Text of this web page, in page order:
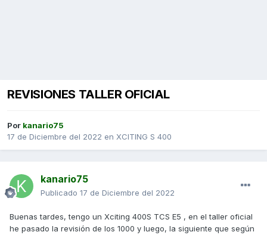
REVISIONES TALLER OFICIAL
Por kanario75
17 de Diciembre del 2022 en XCITING S 400
kanario75
Publicado 17 de Diciembre del 2022
Buenas tardes, tengo un Xciting 400S TCS E5 , en el taller oficial
he pasado la revisión de los 1000 y luego, la siguiente que según